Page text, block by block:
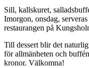
Sill, kallskuret,
Imorgon, onsdag,
restaurangen på
Till dessert blir det
för allmänheten och
kronor. Välkomna!